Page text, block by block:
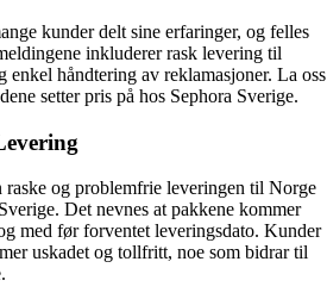
kunder delt sine erfaringer, og felles
inkluderer rask levering til
enkel håndtering av reklamasjoner. La oss
setter pris på hos Sephora Sverige.
raske og problemfrie leveringen til Norge
Det nevnes at pakkene kommer
med før forventet leveringsdato. Kunder
uskadet og tollfritt, noe som bidrar til